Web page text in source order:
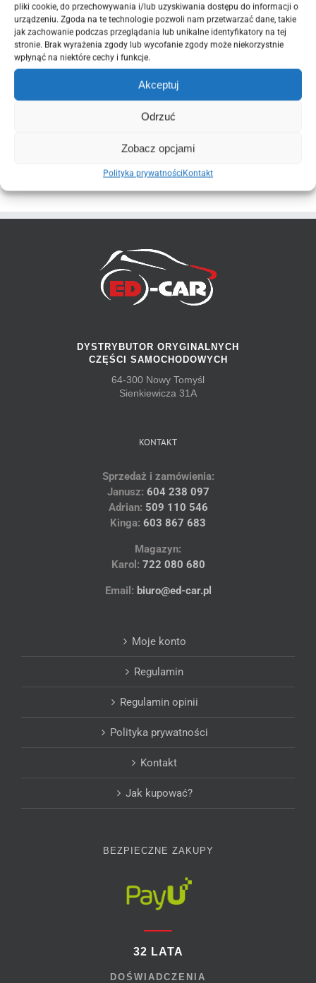
pliki cookie, do przechowywania i/lub uzyskiwania dostępu do informacji o
urządzeniu. Zgoda na te technologie pozwoli nam przetwarzać dane, takie
jak zachowanie podczas przeglądania lub unikalne identyfikatory na tej
stronie. Brak wyrażenia zgody lub wycofanie zgody może niekorzystnie
wpłynąć na niektóre cechy i funkcje.
Akceptuj
Odrzuć
Zobacz opcjami
Polityka prywatnościKontakt
Część jest używana oryginalna
Nr 6
ZOBACZ NOWE I ORYGINALNE CZĘŚCI JAKIE
DYSTRYBUTOR ORYGINALNYCH
CZĘŚCI SAMOCHODOWYCH
64-300 Nowy Tomyśl
Sienkiewicza 31A
KONTAKT
Sprzedaż i zamówienia:
Janusz: 604 238 097
Adrian: 509 110 546
Kinga: 603 867 683
Magazyn:
Karol: 722 080 680
Email: biuro@ed-car.pl
Moje konto
Regulamin
Regulamin opinii
Polityka prywatności
Kontakt
Jak kupować?
BEZPIECZNE ZAKUPY
32 LATA
DOŚWIADCZENIA